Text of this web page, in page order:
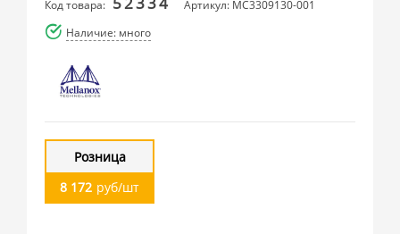
Код товара:
Артикул: MC3309130-001
Наличие: много
Розница
8 172 руб/шт